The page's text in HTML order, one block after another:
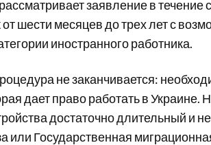
заявление в
от шести месяцев до трех лет с
иностранного работника.
не заканчивается:
дает право работать в Украине.
достаточно длительный и
или Государственная